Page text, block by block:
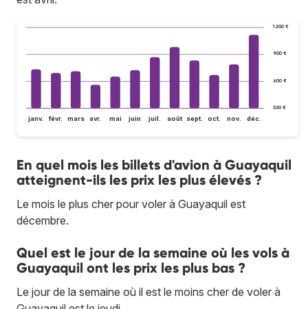
300 €
600 €
900 €
1 200 €
janv. févr. mars avr. mai juin juil. août sept. oct. nov. déc.
En quel mois les billets d'avion à Guayaquil
atteignent-ils les prix les plus élevés ?
Le mois le plus cher pour voler à Guayaquil est
décembre.
Quel est le jour de la semaine où les vols à
Guayaquil ont les prix les plus bas ?
Le jour de la semaine où il est le moins cher de voler à